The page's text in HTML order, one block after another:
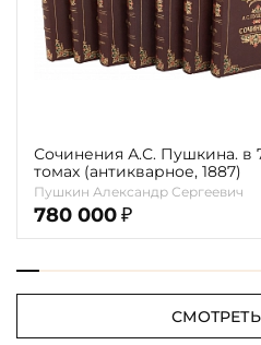
Сочинения А.С. Пушкина. в
томах (антикварное, 1887)
Пушкин Александр Сергеевич
780 000 ₽